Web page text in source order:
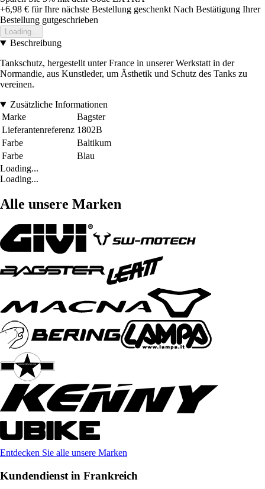
+6,98 € für Ihre nächste Bestellung geschenkt Nach Bestätigung Ihrer
Bestellung gutgeschrieben
Loading...
Beschreibung
Tankschutz, hergestellt unter France in unserer Werkstatt in der
Normandie, aus Kunstleder, um Ästhetik und Schutz des Tanks zu
vereinen.
Zusätzliche Informationen
Marke
Bagster
Lieferantenreferenz 1802B
Farbe
Baltikum
Farbe
Blau
Loading...
Loading...
Alle unsere Marken
Entdecken Sie alle unsere Marken
Kundendienst in Frankreich